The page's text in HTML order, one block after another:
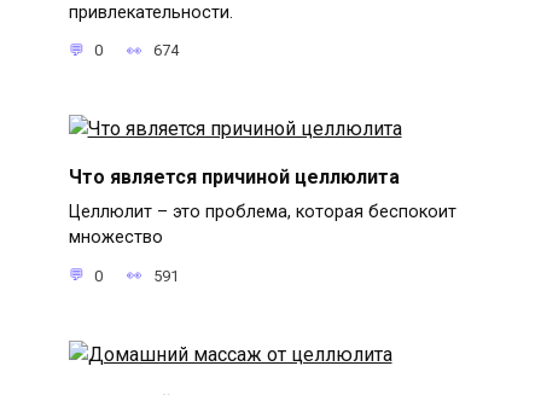
привлекательности.
0 674
Что является причиной целлюлита
Целлюлит – это проблема, которая беспокоит
множество
0 591